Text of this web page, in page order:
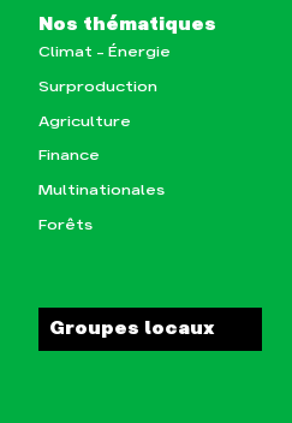
Nos thématiques
Climat – Énergie
Surproduction
Agriculture
Finance
Multinationales
Forêts
Groupes locaux